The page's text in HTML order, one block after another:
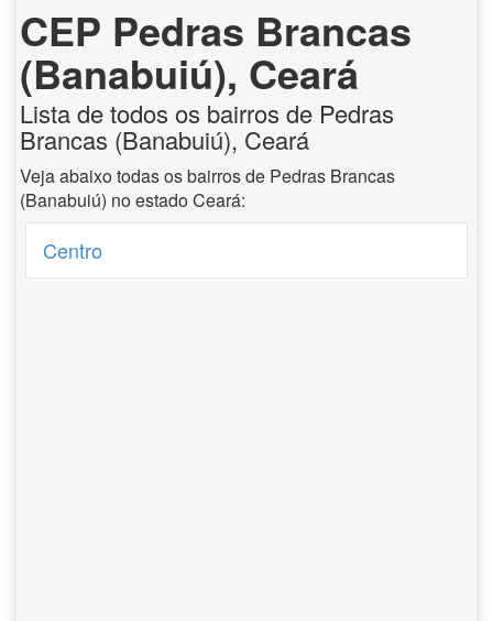
CEP Pedras Brancas
(Banabuiú), Ceará
Lista de todos os bairros de Pedras
Brancas (Banabuiú), Ceará
Veja abaixo todas os bairros de Pedras Brancas
(Banabuiú) no estado Ceará:
Centro